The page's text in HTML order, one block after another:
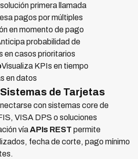
primera llamada
pagos por múltiples
en momento de pago
probabilidad de
en casos prioritarios
Visualiza KPIs en tiempo
en datos
de Tarjetas
con sistemas core de
VISA DPS o soluciones
víaAPIs REST permite
fecha de corte, pago mínimo